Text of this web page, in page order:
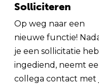
Solliciteren
Op weg naar een
nieuwe functie!
je een sollicitatie
ingediend, neemt
collega contact met